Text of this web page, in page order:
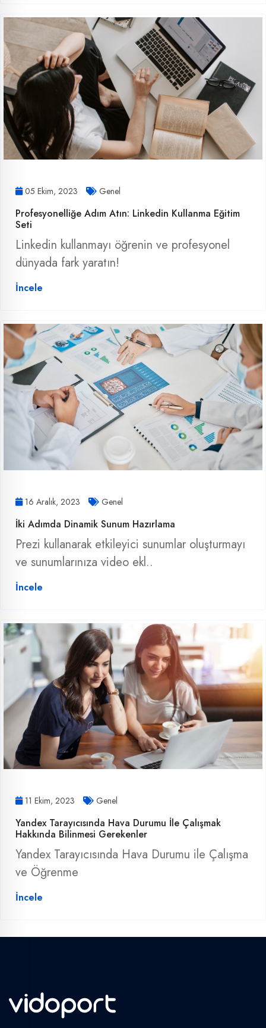
05 Ekim, 2023 Genel
Profesyonelliğe Adım Atın: Linkedin Kullanma Eğitim
Seti
Linkedin kullanmayı öğrenin ve profesyonel
dünyada fark yaratın!
İncele
16 Aralık, 2023 Genel
İki Adımda Dinamik Sunum Hazırlama
Prezi kullanarak etkileyici sunumlar oluşturmayı
ve sunumlarınıza video ekl..
İncele
11 Ekim, 2023 Genel
Yandex Tarayıcısında Hava Durumu İle Çalışmak
Hakkında Bilinmesi Gerekenler
Yandex Tarayıcısında Hava Durumu ile Çalışma
ve Öğrenme
İncele